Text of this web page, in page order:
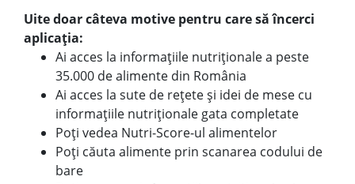
Uite doar câteva motive pentru care să încerci
aplicația:
Ai acces la informațiile nutriționale a peste
35.000 de alimente din România
Ai acces la sute de rețete și idei de mese cu
informațiile nutriționale gata completate
Poți vedea Nutri-Score-ul alimentelor
Poți căuta alimente prin scanarea codului de
bare